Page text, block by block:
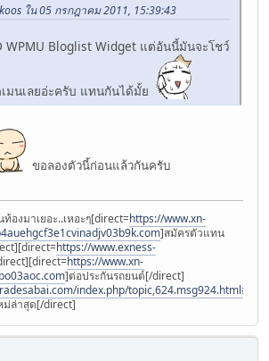
ใน 05 กรกฎาคม 2011, 15:39:43
WPMU Bloglist Widget แต่อันนี้มันจะโชว์
มนเลยอ่ะครับ แทนกันได้มั้ย
ขอลองตัวนี้ก่อนแล้วกันครับ
องมาเยอะ..เหอะๆ[direct=https://www.xn-
]สมัครตัวแทน
https://www.exness-
https://www.xn-
]ต่อประกันรถยนต์[/direct]
index.php/
ม่ล่าสุด[/direct]